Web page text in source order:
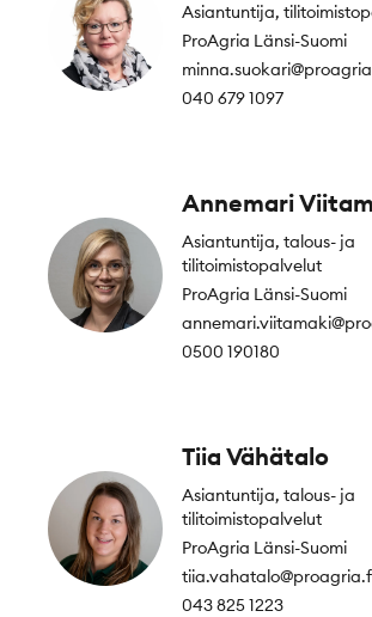
Asiantuntija,
ProAgria Länsi-Suomi
040 679 1097
Annemari
Asiantuntija, talous- ja
tilitoimistopalvelut
ProAgria Länsi-Suomi
0500 190180
Tiia Vähätalo
Asiantuntija, talous- ja
tilitoimistopalvelut
ProAgria Länsi-Suomi
043 825 1223